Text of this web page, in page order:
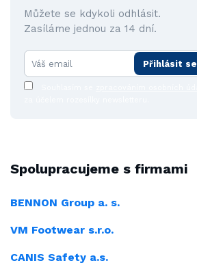
Můžete se kdykoli odhlásit.
Zasíláme jednou za 14 dní.
Přihlásit se
Spolupracujeme s firmami
BENNON Group a. s.
VM Footwear s.r.o.
CANIS Safety a.s.